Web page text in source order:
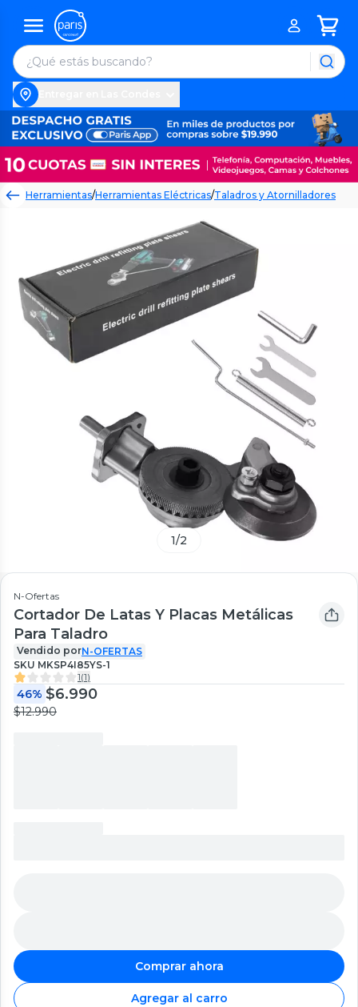
Herramientas/Herramientas Eléctricas/Taladros y Atornilladores
1/2
N-Ofertas
Cortador De Latas Y Placas Metálicas
Para Taladro
Vendido porN-OFERTAS
SKU MKSP4I85YS-1
1(1)
46% $6.990
$12.990
Comprar ahora
Agregar al carro